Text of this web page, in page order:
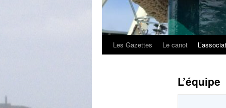
Les Gazettes Le canot
L’équipe